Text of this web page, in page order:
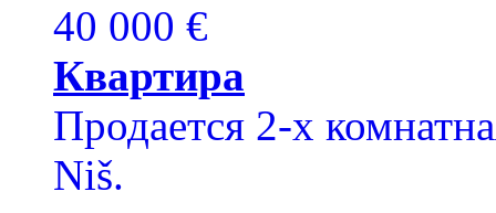
40 000 €
Квартира
Продается 2-х
Niš.